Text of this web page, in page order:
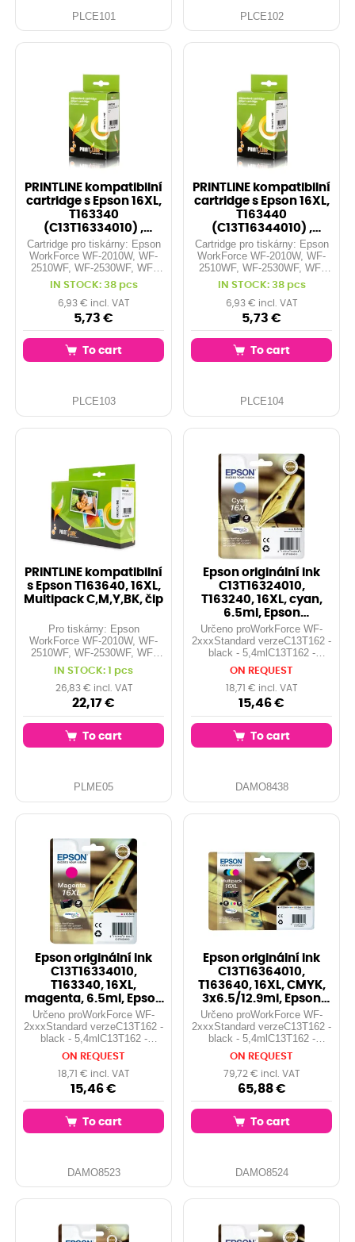
PLCE101 PLCE102
PRINTLINE kompatibilní
cartridge s Epson 16XL,
T163340
(C13T16334010) ,
magenta, čip
Cartridge pro tiskárny: Epson
WorkForce WF-2010W, WF-
2510WF, WF-2530WF, WF-
2540WF, WF-2750DWF...
Kapacita: 6,5 ml Barva:
magenta
IN STOCK: 38 pcs
6,93 € incl. VAT
5,73 €
To cart
PLCE103
PRINTLINE kompatibilní
cartridge s Epson 16XL,
T163440
(C13T16344010) ,
yellow, čip
Cartridge pro tiskárny: Epson
WorkForce WF-2010W, WF-
2510WF, WF-2530WF, WF-
2540WF, WF-2750DWF ...
Kapacita: 6,5 ml Barva: yellow
IN STOCK: 38 pcs
6,93 € incl. VAT
5,73 €
To cart
PLCE104
PRINTLINE kompatibilní
s Epson T163640, 16XL,
Multipack C,M,Y,BK, čip
Pro tiskárny: Epson
WorkForce WF-2010W, WF-
2510WF, WF-2530WF, WF-
2540WF, WF-2750DWF, ...
Kapacita: 1x 12,9 ml, 3x 6,5
ml Barvy: black, cyan,
magenta, yellow Obsahuje:
T163140, T163240, T163340,
T163440
IN STOCK: 1 pcs
26,83 € incl. VAT
22,17 €
To cart
PLME05
Epson originální ink
C13T16324010,
T163240, 16XL, cyan,
6.5ml, Epson
WorkForce WF-
2540WF,
Určeno proWorkForce WF-
2xxxStandard verzeC13T162 -
black - 5,4mlC13T162 -
cyan/magenta/yellow -
3,1mlXL verzeC13T163 -
black XL - 12,9mlC13T163 -
cyan/magenta/yellow XL -
6,5ml
ON REQUEST
18,71 € incl. VAT
15,46 €
To cart
DAMO8438
Epson originální ink
C13T16334010,
T163340, 16XL,
magenta, 6.5ml, Epson
WorkForce WF-2540W
Určeno proWorkForce WF-
2xxxStandard verzeC13T162 -
black - 5,4mlC13T162 -
cyan/magenta/yellow -
3,1mlXL verzeC13T163 -
black XL - 12,9mlC13T163 -
cyan/magenta/yellow XL -
6,5ml
ON REQUEST
18,71 € incl. VAT
15,46 €
To cart
DAMO8523
Epson originální ink
C13T16364010,
T163640, 16XL, CMYK,
3x6.5/12.9ml, Epson
WorkForce WF-2
Určeno proWorkForce WF-
2xxxStandard verzeC13T162 -
black - 5,4mlC13T162 -
cyan/magenta/yellow -
3,1mlXL verzeC13T163 -
black XL - 12,9mlC13T163 -
cyan/magenta/yellow XL -
6,5ml
ON REQUEST
79,72 € incl. VAT
65,88 €
To cart
DAMO8524